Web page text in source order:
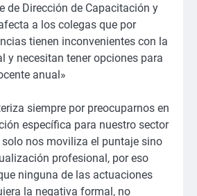
de Dirección de Capacitación y
a los colegas que por
tienen inconvenientes con la
y necesitan tener opciones para
anual»
siempre por preocuparnos en
específica para nuestro sector
nos moviliza el puntaje sino
profesional, por eso
ninguna de las actuaciones
la negativa formal, no